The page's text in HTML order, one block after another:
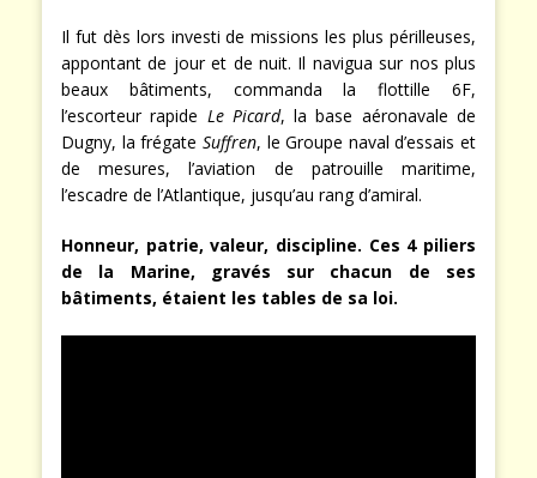
Il fut dès lors investi de missions les plus périlleuses,
appontant de jour et de nuit. Il navigua sur nos plus
beaux bâtiments, commanda la flottille 6F,
l’escorteur rapide Le Picard, la base aéronavale de
Dugny, la frégate Suffren, le Groupe naval d’essais et
de mesures, l’aviation de patrouille maritime,
l’escadre de l’Atlantique, jusqu’au rang d’amiral.
Honneur, patrie, valeur, discipline. Ces 4 piliers
de la Marine, gravés sur chacun de ses
bâtiments, étaient les tables de sa loi.